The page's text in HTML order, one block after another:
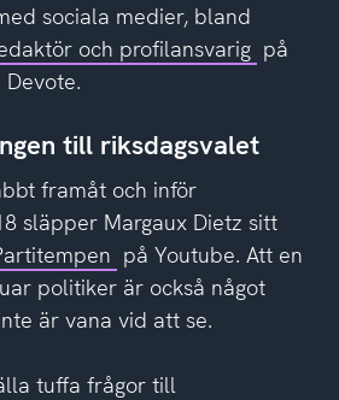
sociala medier, bland
och profilansvarig på
till riksdagsvalet
framåt och inför
släpper Margaux Dietz sitt
på Youtube. Att en
politiker är också något
är vana vid att se.
tuffa frågor till